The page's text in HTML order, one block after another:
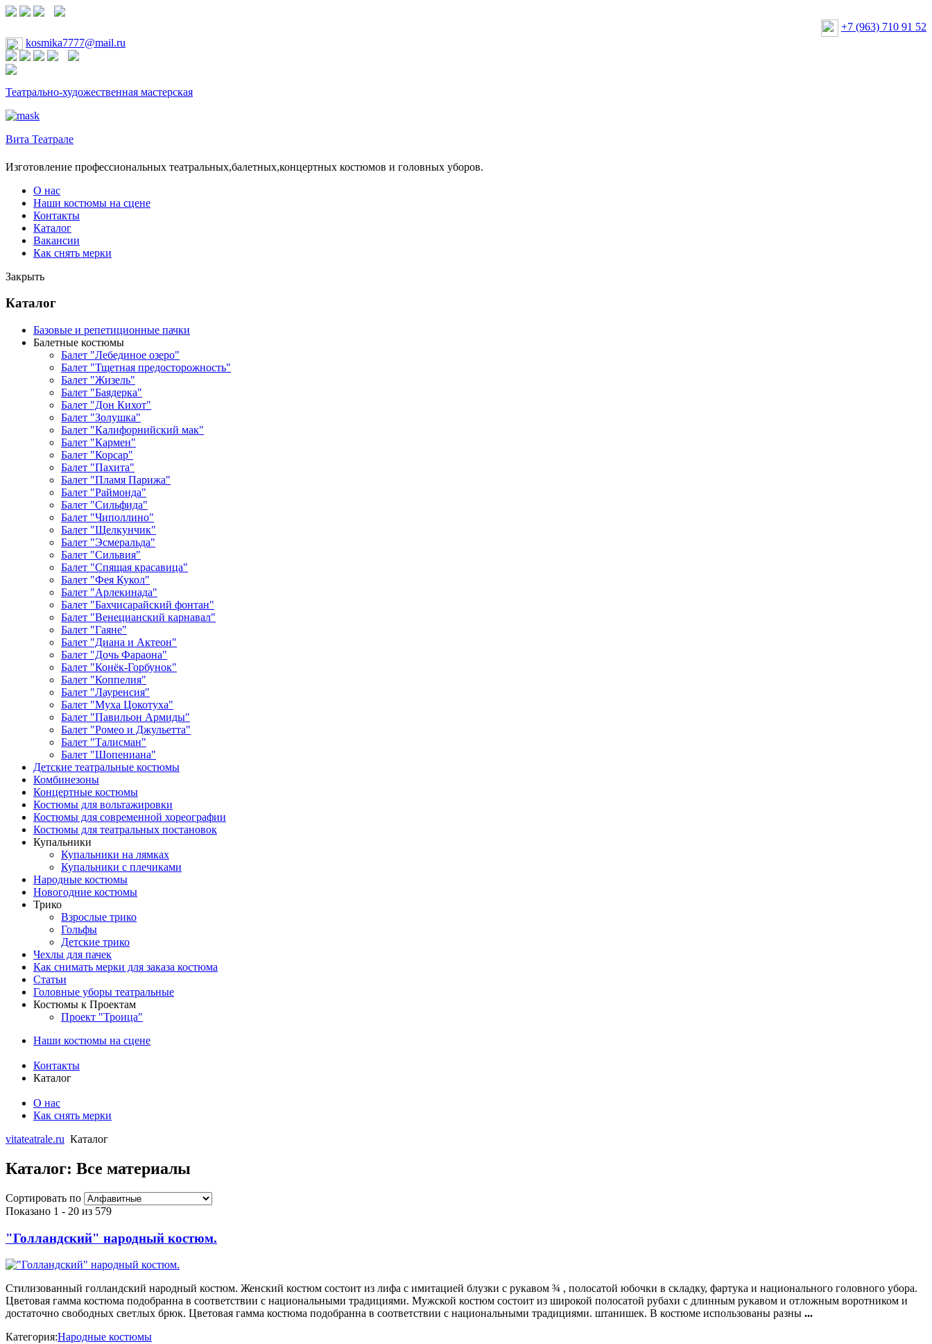
+7 (963) 710 91 52
kosmika7777@mail.ru
Театрально-художественная мастерская
Вита Театрале
Изготовление профессиональных театральных,балетных,концертных костюмов и головных уборов.
О нас
Наши костюмы на сцене
Контакты
Каталог
Вакансии
Как снять мерки
Закрыть
Каталог
Базовые и репетиционные пачки
Балетные костюмы
Балет "Лебединое озеро"
Балет "Тщетная предосторожность"
Балет "Жизель"
Балет "Баядерка"
Балет "Дон Кихот"
Балет "Золушка"
Балет "Калифорнийский мак"
Балет "Кармен"
Балет "Корсар"
Балет "Пахита"
Балет "Пламя Парижа"
Балет "Раймонда"
Балет "Сильфида"
Балет "Чиполлино"
Балет "Щелкунчик"
Балет "Эсмеральда"
Балет "Сильвия"
Балет "Спящая красавица"
Балет "Фея Кукол"
Балет "Арлекинада"
Балет "Бахчисарайский фонтан"
Балет "Венецианский карнавал"
Балет "Гаяне"
Балет "Диана и Актеон"
Балет "Дочь Фараона"
Балет "Конёк-Горбунок"
Балет "Коппелия"
Балет "Лауренсия"
Балет "Муха Цокотуха"
Балет "Павильон Армиды"
Балет "Ромео и Джульетта"
Балет "Талисман"
Балет "Шопениана"
Детские театральные костюмы
Комбинезоны
Концертные костюмы
Костюмы для вольтажировки
Костюмы для современной хореографии
Костюмы для театральных постановок
Купальники
Купальники на лямках
Купальники с плечиками
Народные костюмы
Новогодние костюмы
Трико
Взрослые трико
Гольфы
Детские трико
Чехлы для пачек
Как снимать мерки для заказа костюма
Статьи
Головные уборы театральные
Костюмы к Проектам
Проект "Троица"
Наши костюмы на сцене
Контакты
Каталог
О нас
Как снять мерки
vitateatrale.ru Каталог
Каталог: Все материалы
Сортировать по
Показано 1 - 20 из 579
"Голландский" народный костюм.
Стилизованный голландский народный костюм. Женский костюм состоит из лифа с имитацией блузки с рукавом ¾ , полосатой юбочки в складку, фартука и национального головного убора.
Цветовая гамма костюма подобранна в соответствии с национальными традициями. Мужской костюм состоит из широкой полосатой рубахи с длинным рукавом и отложным воротником и
достаточно свободных светлых брюк. Цветовая гамма костюма подобранна в соответствии с национальными традициями. штанишек. В костюме использованы разны ...
Категория:Народные костюмы